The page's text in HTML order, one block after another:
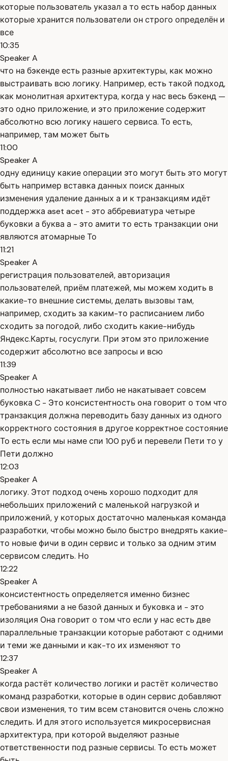
которые пользователь указал а то есть набор данных
которые хранится пользователи он строго определён и
все
10:35
Speaker A
что на бэкенде есть разные архитектуры, как можно
выстраивать всю логику. Например, есть такой подход,
как монолитная архитектура, когда у нас весь бэкенд —
это одно приложение, и это приложение содержит
абсолютно всю логику нашего сервиса. То есть,
например, там может быть
11:00
Speaker A
одну единицу какие операции это могут быть это могут
быть например вставка данных поиск данных
изменения удаление данных а и к транзакциям идёт
поддержка aset acet - это аббревиатура четыре
буковки а буква а - это амити то есть транзакции они
являются атомарные То
11:21
Speaker A
регистрация пользователей, авторизация
пользователей, приём платежей, мы можем ходить в
какие-то внешние системы, делать вызовы там,
например, сходить за каким-то расписанием либо
сходить за погодой, либо сходить какие-нибудь
Яндекс.Карты, госуслуги. При этом это приложение
содержит абсолютно все запросы и всю
11:39
Speaker A
полностью накатывает либо не накатывает совсем
буковка C - Это консистентность она говорит о том что
транзакция должна переводить базу данных из одного
корректного состояния в другое корректное состояние
То есть если мы наме спи 100 руб и перевели Пети то у
Пети должно
12:03
Speaker A
логику. Этот подход очень хорошо подходит для
небольших приложений с маленькой нагрузкой и
приложений, у которых достаточно маленькая команда
разработки, чтобы можно было быстро внедрять какие-
то новые фичи в один сервис и только за одним этим
сервисом следить. Но
12:22
Speaker A
консистентность определяется именно бизнес
требованиями а не базой данных и буковка и - это
изоляция Она говорит о том что если у нас есть две
параллельные транзакции которые работают с одними
и теми же данными и как-то их изменяют то
12:37
Speaker A
когда растёт количество логики и растёт количество
команд разработки, которые в один сервис добавляют
свои изменения, то тим всем становится очень сложно
следить. И для этого используется микросервисная
архитектура, при которой выделяют разные
ответственности под разные сервисы. То есть может